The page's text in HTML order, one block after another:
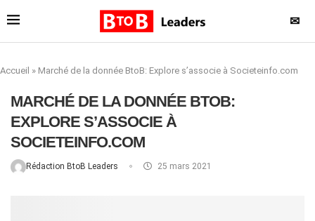
✉
Accueil » Marché de la donnée BtoB: Explore s’associe à Societeinfo.com
MARCHÉ DE LA DONNÉE BTOB:
EXPLORE S’ASSOCIE À
SOCIETEINFO.COM
Rédaction BtoB Leaders 25 mars 2021